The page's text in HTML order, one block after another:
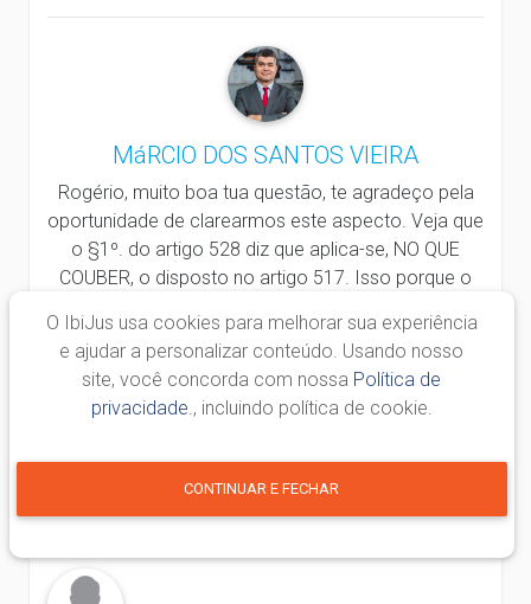
MáRCIO DOS SANTOS VIEIRA
Rogério, muito boa tua questão, te agradeço pela
oportunidade de clarearmos este aspecto. Veja que
o §1º. do artigo 528 diz que aplica-se, NO QUE
COUBER, o disposto no artigo 517. Isso porque o
alimentos é procedimento especial em relação ao
procedimento geral do cumprimento de sentença.
Veja também que o artigo 517 está justamente no
capítulo que trata das disposições gerais. Então,
O IbiJus usa cookies para melhorar sua experiência
e ajudar a personalizar conteúdo. Usando nosso
site, você concorda com nossa Política de
privacidade., incluindo política de cookie.
CONTINUAR E FECHAR